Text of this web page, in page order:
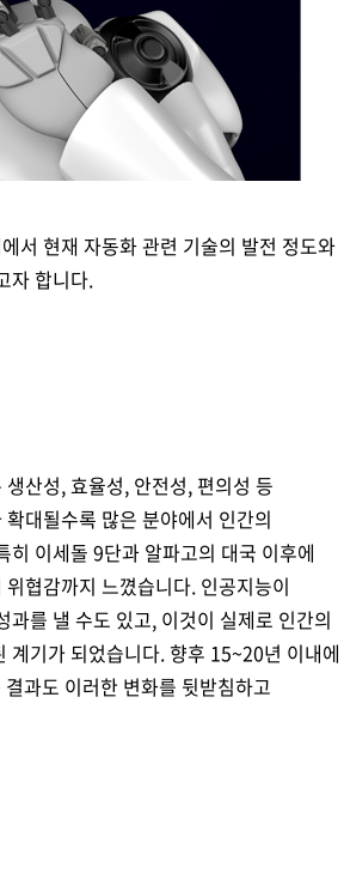
서 현재 자동화 관련 기술의 발전 정도와
자 합니다.
산성, 효율성, 안전성, 편의성 등
대될수록 많은 분야에서 인간의
이세돌 9단과 알파고의 대국 이후에
협감까지 느꼈습니다. 인공지능이
를 낼 수도 있고, 이것이 실제로 인간의
계기가 되었습니다. 향후 15~20년 이내에
과도 이러한 변화를 뒷받침하고